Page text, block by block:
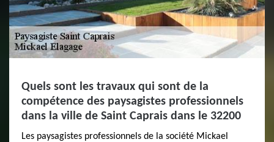
Quels sont les travaux qui sont de la
compétence des paysagistes professionnels
dans la ville de Saint Caprais dans le 32200
Les paysagistes professionnels de la société Mickael